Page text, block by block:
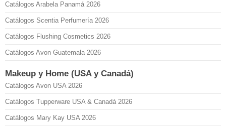
Catálogos Arabela Panamá 2026
Catálogos Scentia Perfumería 2026
Catálogos Flushing Cosmetics 2026
Catálogos Avon Guatemala 2026
Makeup y Home (USA y Canadá)
Catálogos Avon USA 2026
Catálogos Tupperware USA & Canadá 2026
Catálogos Mary Kay USA 2026